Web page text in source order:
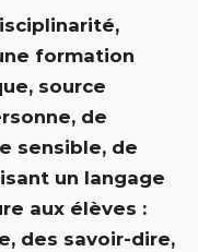
formation
source
de
sensible, de
un langage
aux élèves :
des savoir-dire,